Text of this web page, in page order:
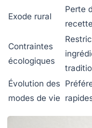
Exode rural
Perte
Contraintes
écologiques
Évolution des
modes de vie